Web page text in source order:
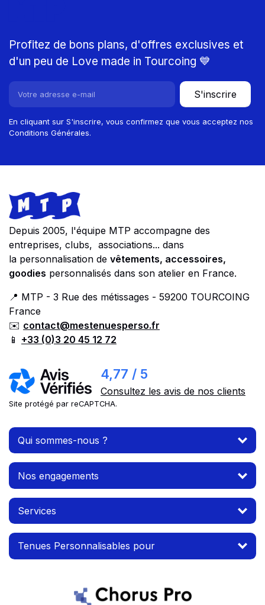
Profitez de bons plans, d'offres exclusives et
d'un peu de Love made in Tourcoing 💙
S'inscrire
En cliquant sur S'inscrire, vous confirmez que vous acceptez nos
Conditions Générales.
Footer
Store information
Depuis 2005, l'équipe MTP accompagne des
entreprises, clubs, associations... dans
la personnalisation de vêtements, accessoires,
goodies personnalisés dans son atelier en France.
📍 MTP - 3 Rue des métissages - 59200 TOURCOING
France
✉️ contact@mestenuesperso.fr
📱 +33 (0)3 20 45 12 72
4,77 / 5
Consultez les avis de nos clients
Site protégé par reCAPTCHA.
Qui sommes-nous ?
Nos engagements
Services
Tenues Personnalisables pour